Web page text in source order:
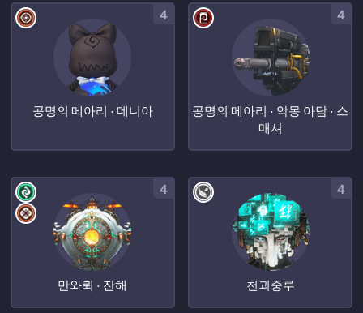
공명의 메아리 · 데니아
4
공명의 메아리 · 악몽 아담 · 스
매셔
4
만와뢰 · 잔해
4
천괴중루
4